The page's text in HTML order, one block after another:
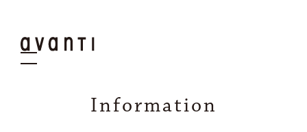
Information